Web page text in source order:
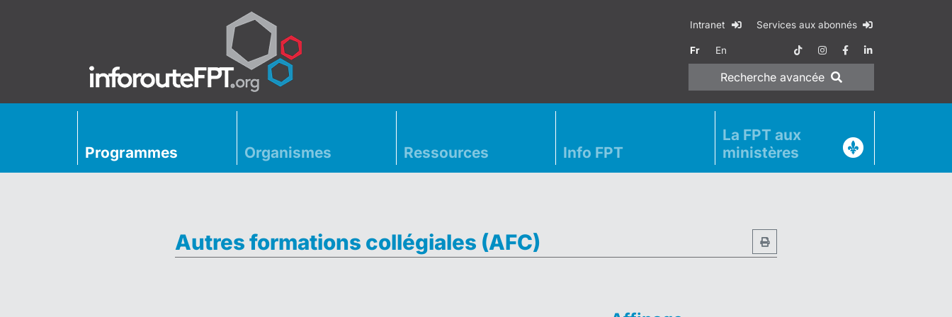
Intranet Services aux abonnés
Fr En
Recherche avancée
Programmes Organismes Ressources Info FPT
La FPT aux
ministères
Autres formations collégiales (AFC)